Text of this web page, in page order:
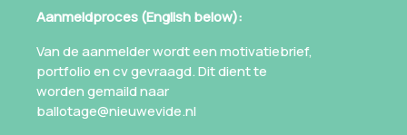
Aanmeldproces (English below):
Van de aanmelder wordt een motivatiebrief,
portfolio en cv gevraagd. Dit dient te
worden gemaild naar
ballotage@nieuwevide.nl